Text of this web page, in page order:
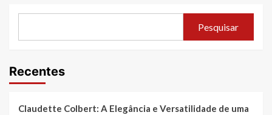
Pesquisar
Recentes
Claudette Colbert: A Elegância e Versatilidade de uma